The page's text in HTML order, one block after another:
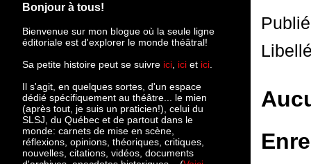
Bonjour à tous!
Bienvenue sur mon blogue où la seule ligne
éditoriale est d'explorer le monde théâtral!
Sa petite histoire peut se suivre ici ici et ici
Il s'agit, en quelques sortes, d'un espace
dédié spécifiquement au théâtre... le mien
(après tout, je suis un praticien!), celui du
SLSJ, du Québec et de partout dans le
monde: carnets de mise en scène,
réflexions, opinions, théoriques, critiques,
nouvelles, citations, vidéos, documents